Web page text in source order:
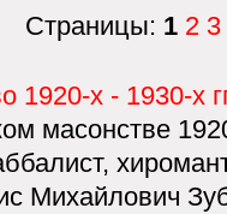
Страницы: 1 2 3
1920-х - 1930-х
масонстве
Михайлович